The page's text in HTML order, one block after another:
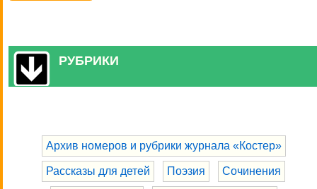
РУБРИКИ
Архив номеров и рубрики журнала «Костер»
Рассказы для детей Поэзия Сочинения